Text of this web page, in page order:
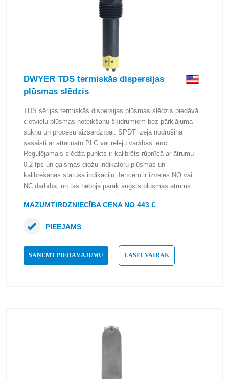
DWYER TDS termiskās dispersijas
plūsmas slēdzis
TDS sērijas termiskās dispersijas plūsmas slēdzis piedāvā
cietvielu plūsmas noteikšanu šķidrumiem bez pārklājuma
sūkņu un procesu aizsardzībai. SPDT izeja nodrošina
sasaisti ar attālinātu PLC vai releju vadības ierīci.
Regulējamais slēdža punkts ir kalibrēts rūpnīcā ar ātrumu
0,2 fps un gaismas diožu indikatoru plūsmas un
kalibrēšanas statusa indikāciju. Ierīcēm ir izvēles NO vai
NC darbība, un tās nebojā pārāk augsts plūsmas ātrums.
MAZUMTIRDZNIECĪBA CENA NO 443 €
SAŅEMT PIEDĀVĀJUMU LASĪT VAIRĀK
PIEEJAMS